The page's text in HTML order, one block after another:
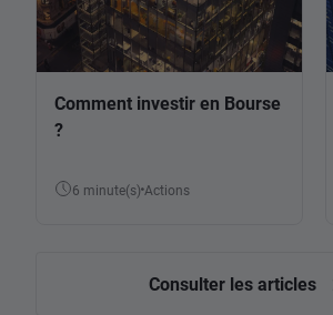
Comment investir en Bourse
?
6 minute(s) Actions
Consulter les articles